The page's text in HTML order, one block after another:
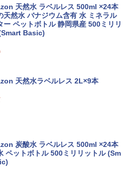
ソンセール期間中ポイント5倍】
し】 中古ノートパソコン 第8世代
富士通 LIFEBOOK A579/B メモ
HDD500GB 15.6インチ HDMI テ
保証 送料無料 2営業日以内に発送
DVDドライブ Bluetooth HDMI O
き 中古パソコン 中古ノートPC 整
品10%OFF+P5倍】Dell OptiPlex
Micro 第9世代 Core i5 Windows1
メモリ 8GB/16GB SSD 256GB/51
WPS Office付き デスクト
｜HP 中古デスクトップパソコン
office付き｜メモリ8GB SS
HDD500GB｜ デスクトップ Mi
式/非タッチ式選択可能 Type-C対
VESA対応 モニター 持ち運び
ィスプレイ デュアルモニター テレ
ミニPC対応 EVICIV
ニター 27インチ 100Hz FHD VA
島以外送料無料】
誌]
P31i ブラック
ホン bluetooth イヤホン V12 小型
ートゥースHi-Fi 最大36時間再生 ぶ
ーす コードレス ENCノイズキャン
WAYNE feat. Flo Milli, ATL Jacob
天然水 ラベルレス 500ml ×24本
天然水 バナジウム含有 水 ミネラル
ー ペットボトル 静岡県産 500ミリリ
Basic)
天然水ラベルレス 2L×9本
炭酸水 ラベルレス 500ml ×24本
ペットボトル 500ミリリットル (Sm